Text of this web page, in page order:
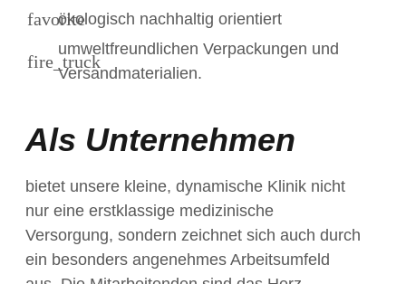
ökologisch nachhaltig orientiert
umweltfreundlichen Verpackungen und
Versandmaterialien.
Als Unternehmen
bietet unsere kleine, dynamische Klinik nicht
nur eine erstklassige medizinische
Versorgung, sondern zeichnet sich auch durch
ein besonders angenehmes Arbeitsumfeld